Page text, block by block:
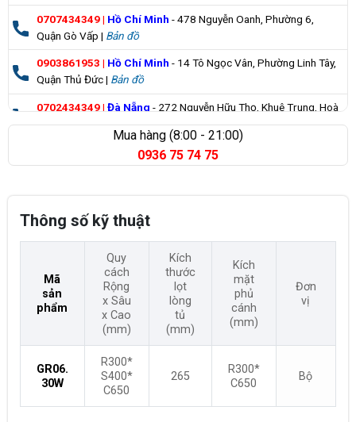
0707434349| Hồ Chí Minh - 478 Nguyễn Oanh, Phường 6,
Quận Gò Vấp | Bản đồ
0903861953 | Hồ Chí Minh - 14 Tô Ngọc Vân, Phường Linh Tây,
Quận Thủ Đức | Bản đồ
0702434349| Đà Nẵng - 272 Nguyễn Hữu Thọ, Khuê Trung, Hoà
Cường |Bản đồ
Mua hàng (8:00 - 21:00)
0936 75 74 75
Thông số kỹ thuật
Mã
sản
phẩm
Quy
cách
Rộng
x Sâu
x Cao
(mm)
Kích
thước
lọt
lòng
tủ
(mm)
Kích
mặt
phủ
cánh
(mm)
Đơn
vị
GR06.
30W
R300*
S400*
C650
265
R300*
C650
Bộ